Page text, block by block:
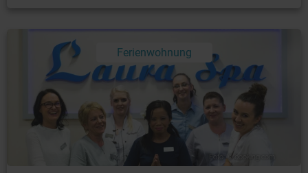
Ferienwohnung